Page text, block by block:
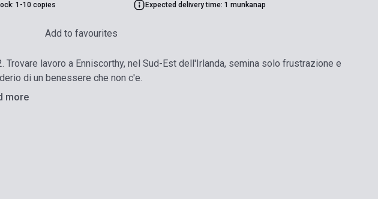
1-10 copies Expected delivery time: 1 munkanap
Add to favourites
Trovare lavoro a Enniscorthy, nel Sud-Est dell'Irlanda, semina solo frustrazione e
di un benessere che non c'e.
more